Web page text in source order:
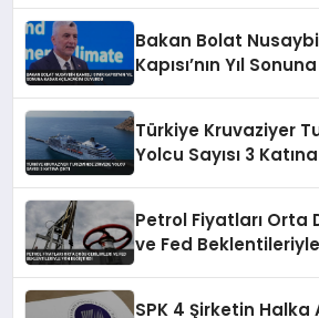
Bakan Bolat
Kapısı’nın Yıl
Türkiye Kruvaziyer
Yolcu Sayısı 3 Katına
Petrol Fiyatları Orta
ve Fed
SPK 4 Şirketin Halka